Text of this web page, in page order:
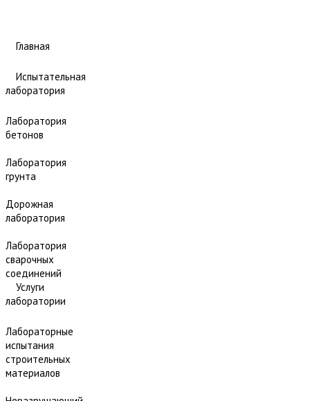
Главная
Испытательная
лаборатория
Лаборатория
бетонов
Лаборатория
грунта
Дорожная
лаборатория
Лаборатория
сварочных
соединений
Услуги
лаборатории
Лабораторные
испытания
строительных
материалов